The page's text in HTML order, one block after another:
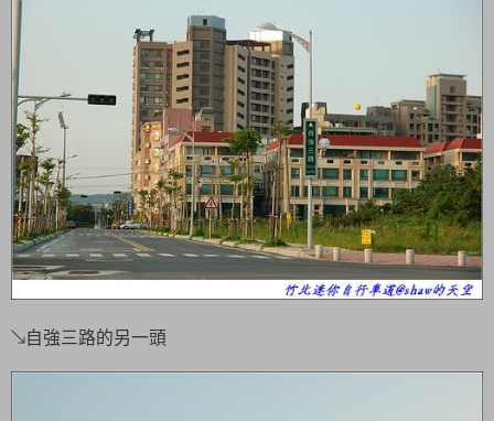
↘自強三路的另一頭